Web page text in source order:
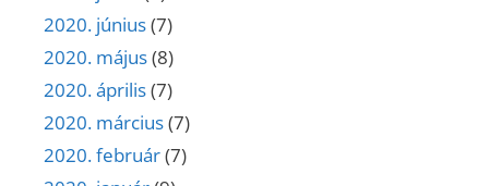
2020. június(7)
2020. május(8)
2020. április(7)
2020. március(7)
2020. február(7)